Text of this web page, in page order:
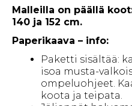
Malleilla on päällä koot:
140 ja 152 cm.
Paperikaava – info:
Paketti sisältää:
isoa musta-
ompeluohjeet.
koota ja teipata.